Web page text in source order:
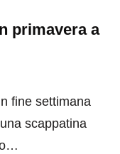
primavera a
fine settimana
scappatina